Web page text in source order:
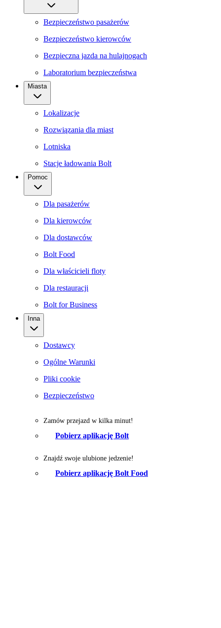
Bezpieczeństwo pasażerów
Bezpieczeństwo kierowców
Bezpieczna jazda na hulajnogach
Laboratorium bezpieczeństwa
Miasta
Lokalizacje
Rozwiązania dla miast
Lotniska
Stacje ładowania Bolt
Pomoc
Dla pasażerów
Dla kierowców
Dla dostawców
Bolt Food
Dla właścicieli floty
Dla restauracji
Bolt for Business
Inna
Dostawcy
Ogólne Warunki
Pliki cookie
Bezpieczeństwo
Zamów przejazd w kilka minut!
Pobierz aplikację Bolt
Znajdź swoje ulubione jedzenie!
Pobierz aplikację Bolt Food